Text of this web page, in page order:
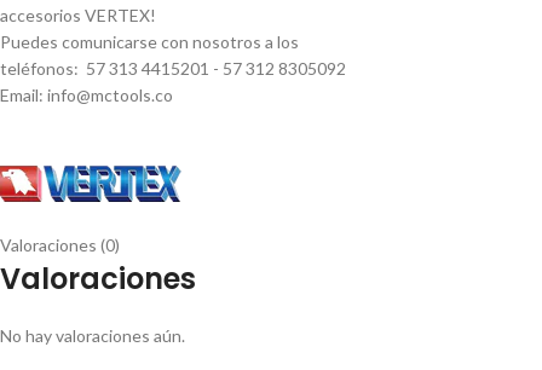
accesorios VERTEX!
Puedes comunicarse con nosotros a los
teléfonos: 57 313 4415201 - 57 312 8305092
Email: info@mctools.co
Valoraciones (0)
Valoraciones
No hay valoraciones aún.